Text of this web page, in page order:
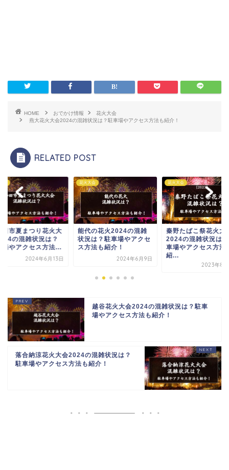
HOME おでかけ情報
花火大会
燕大花火大会2024の混雑状況は？駐車場やアクセス方法も紹介！
RELATED POST
の花火2024の混雑
は？駐車場やアクセ
法も紹介！
2024年6月9日
花火大会
秦野たばこ祭花火大会
2024の混雑状況は？駐
車場やアクセス方法も
花火大会
京たんば花火大会
の混雑状況は？駐車
アクセス方法も紹介
越谷花火大会2024の混雑状況は？駐車
場やアクセス方法も紹介！
落合納涼花火大会2024の混雑状況は？
駐車場やアクセス方法も紹介！